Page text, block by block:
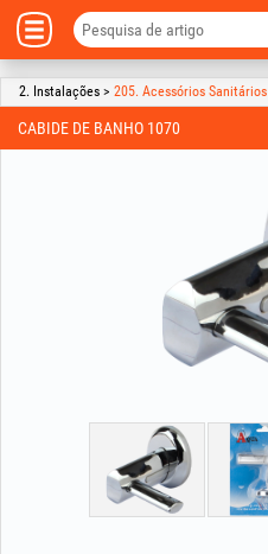
2. Instalações > 205. Acessórios Sanitários
CABIDE DE BANHO 1070